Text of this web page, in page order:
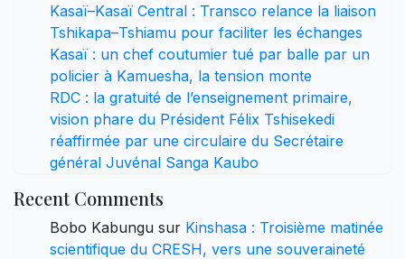
Kasaï–Kasaï Central : Transco relance la liaison
Tshikapa–Tshiamu pour faciliter les échanges
Kasaï : un chef coutumier tué par balle par un
policier à Kamuesha, la tension monte
RDC : la gratuité de l’enseignement primaire,
vision phare du Président Félix Tshisekedi
réaffirmée par une circulaire du Secrétaire
général Juvénal Sanga Kaubo
Recent Comments
Bobo Kabungu sur Kinshasa : Troisième matinée
scientifique du CRESH, vers une souveraineté